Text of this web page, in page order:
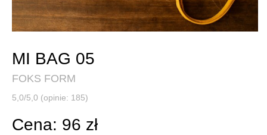
MI BAG 05
FOKS FORM
5,0/5,0 (opinie: 185)
Cena: 96 zł